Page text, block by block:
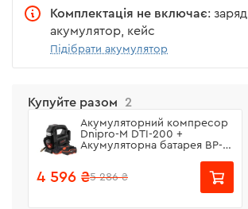
Комплектація не включає:
акумулятор, кейс
Підібрати акумулятор
Купуйте разом 2
Акумуляторний компресор
Dnipro-M DTI-200 +
Акумуляторна батарея BP-
4 596 ₴5 286 ₴